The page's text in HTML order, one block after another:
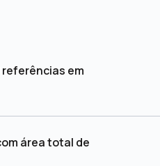
referências em
área total de